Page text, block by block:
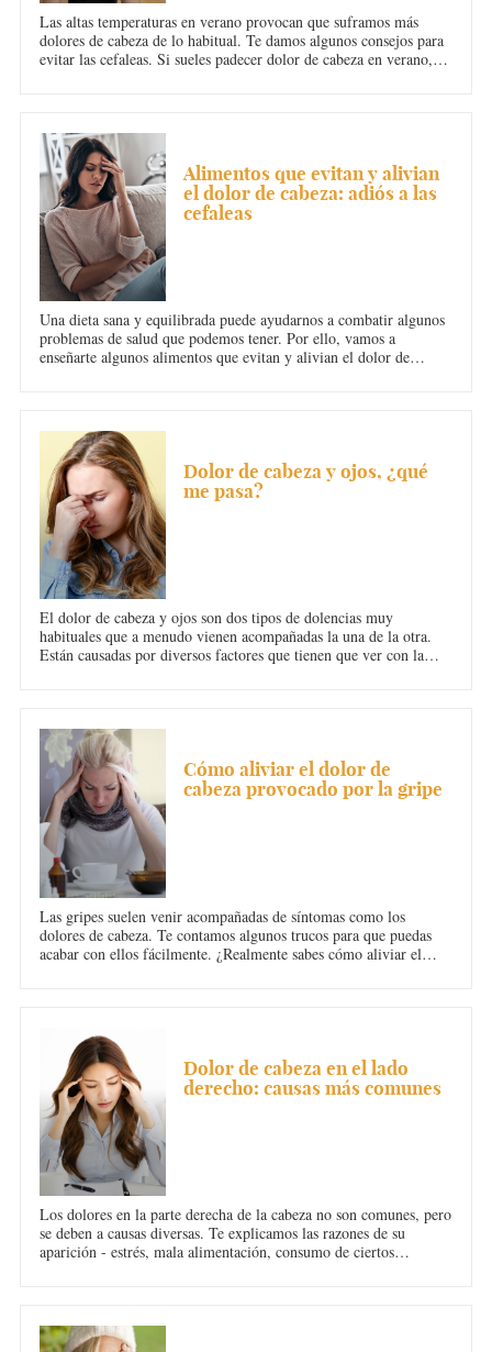
Las altas temperaturas en verano provocan que suframos más
dolores de cabeza de lo habitual. Te damos algunos consejos para
evitar las cefaleas. Si sueles padecer dolor de cabeza en verano,
Alimentos que evitan y alivian
el dolor de cabeza: adiós a las
cefaleas
Una dieta sana y equilibrada puede ayudarnos a combatir algunos
problemas de salud que podemos tener. Por ello, vamos a
enseñarte algunos alimentos que evitan y alivian el dolor de
Dolor de cabeza y ojos, ¿qué
me pasa?
El dolor de cabeza y ojos son dos tipos de dolencias muy
habituales que a menudo vienen acompañadas la una de la otra.
Están causadas por diversos factores que tienen que ver con la
Cómo aliviar el dolor de
cabeza provocado por la gripe
Las gripes suelen venir acompañadas de síntomas como los
dolores de cabeza. Te contamos algunos trucos para que puedas
acabar con ellos fácilmente. ¿Realmente sabes cómo aliviar el
Dolor de cabeza en el lado
derecho: causas más comunes
Los dolores en la parte derecha de la cabeza no son comunes, pero
se deben a causas diversas. Te explicamos las razones de su
aparición - estrés, mala alimentación, consumo de ciertos